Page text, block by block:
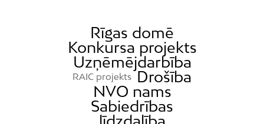
Rīgas domē
Konkursa projekts
Uzņēmējdarbība
RAIC projekts
Drošība
NVO nams
Sabiedrības